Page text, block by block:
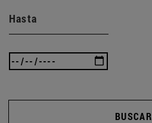
Hasta
BUSCAR